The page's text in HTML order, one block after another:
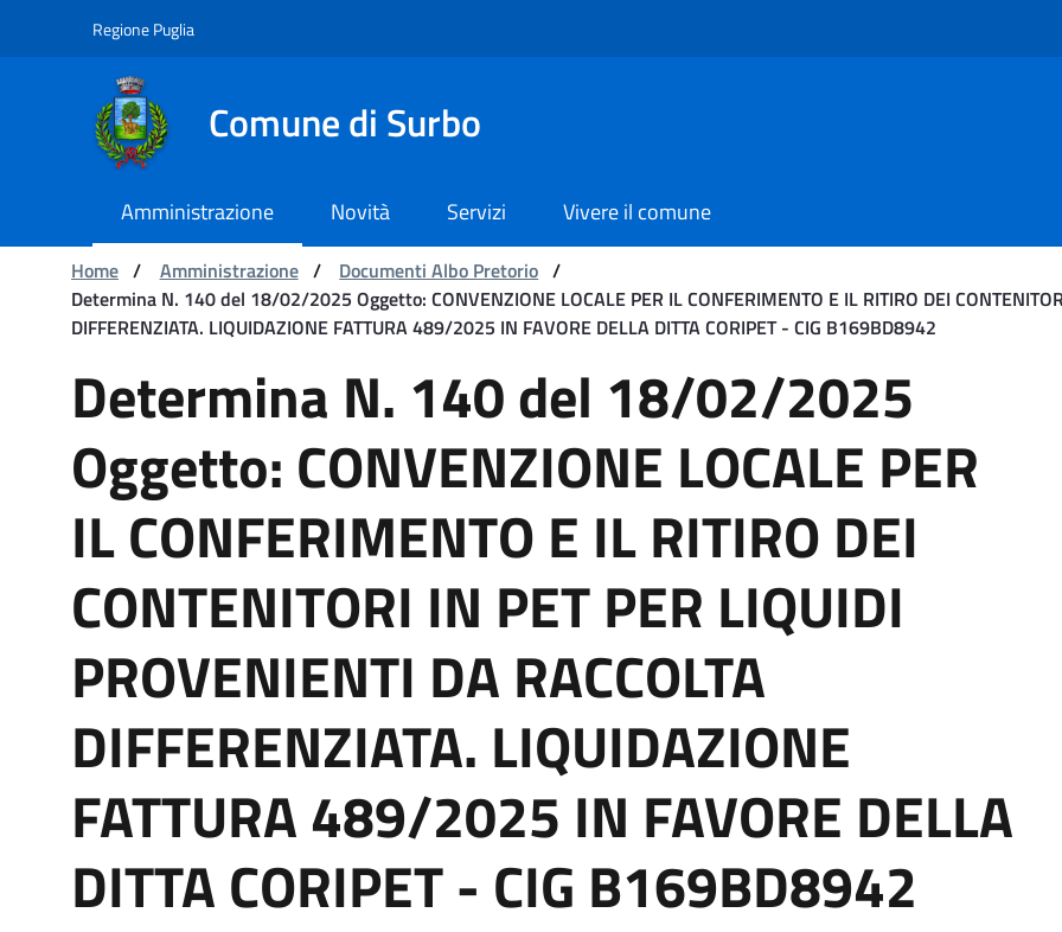
Navigazione
Salta al contenuto
Regione Puglia
Comune di Surbo
Amministrazione Novità Servizi
Vivere il comune
Ti trovi in:
Home / Amministrazione / Documenti Albo Pretorio /
Determina N. 140 del 18/02/2025 Oggetto: CONVENZIONE LOCALE PER IL CONFERIMENTO E IL RITIRO DEI
DIFFERENZIATA. LIQUIDAZIONE FATTURA 489/2025 IN FAVORE DELLA DITTA CORIPET - CIG B169BD8942
Determina N. 140 del 18/02/2025 Oggetto:
Determina N. 140 del 18/02/2025
Oggetto: CONVENZIONE LOCALE PER
IL CONFERIMENTO E IL RITIRO DEI
CONTENITORI IN PET PER LIQUIDI
PROVENIENTI DA RACCOLTA
DIFFERENZIATA. LIQUIDAZIONE
FATTURA 489/2025 IN FAVORE DELLA
DITTA CORIPET - CIG B169BD8942